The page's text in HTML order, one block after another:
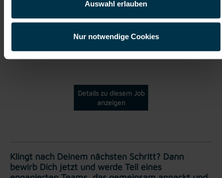
Auswahl erlauben
Nur notwendige Cookies
Details zu diesem Job
anzeigen
Klingt nach Deinem nächsten Schritt? Dann
bewirb Dich jetzt und werde Teil eines